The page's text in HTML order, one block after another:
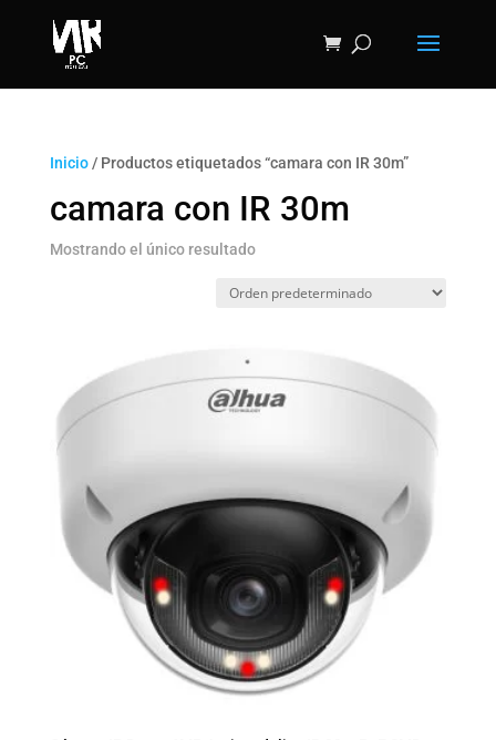
Inicio/ Productos etiquetados “camara con IR 30m”
camara con IR 30m
Mostrando el único resultado